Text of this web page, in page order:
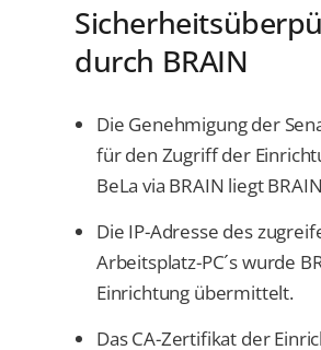
durch BRAIN
Die Genehmigung der
für den Zugriff der
BeLa via BRAIN liegt
Die IP-Adresse des
Arbeitsplatz-PC´s wurde
Einrichtung übermittelt.
Das CA-Zertifikat der